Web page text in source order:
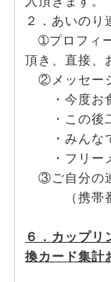
２．あいのり
➀プロフィー
頂き、直接、
②メッセー
・今度お食
・この後二
・みんなで
・フリーメ
③ご自分の
（携帯番
６．カップリ
換カード集計